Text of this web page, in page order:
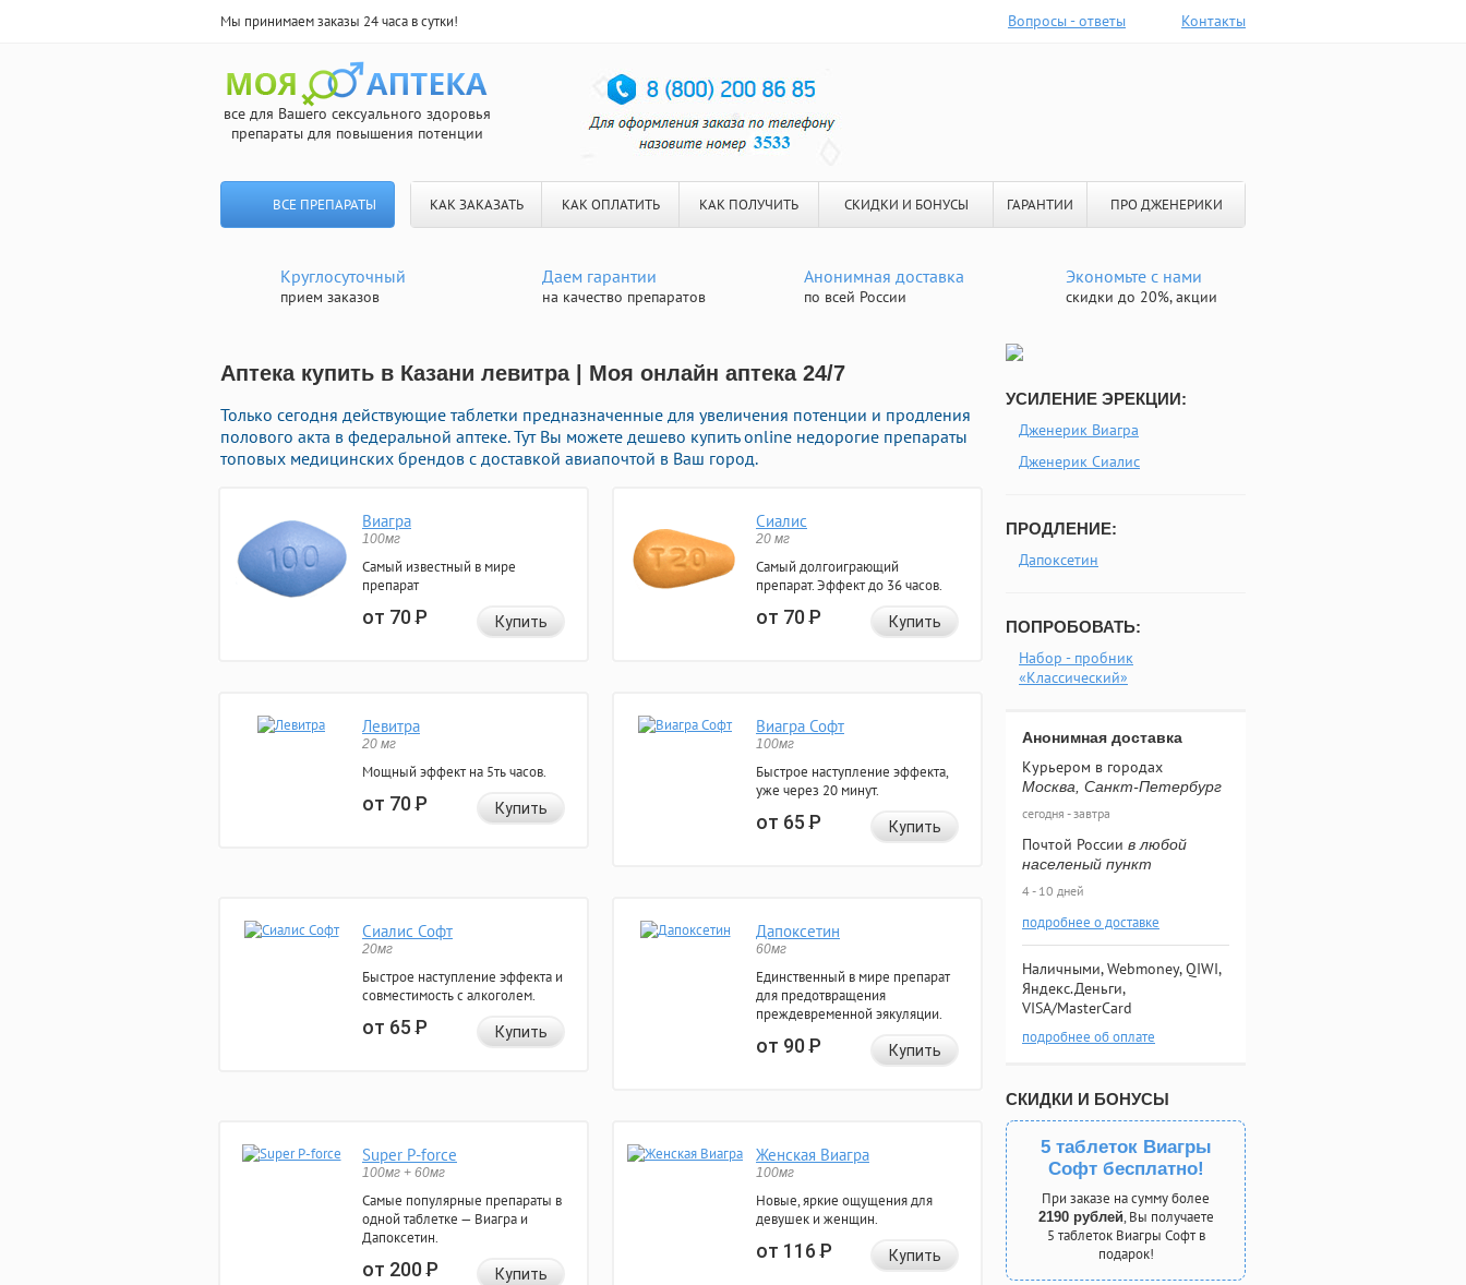
Мы принимаем заказы 24 часа в сутки! Вопросы - ответы Контакты
все для Вашего сексуального здоровья
препараты для повышения потенции
ВСЕ ПРЕПАРАТЫ КАК ЗАКАЗАТЬ КАК ОПЛАТИТЬ КАК ПОЛУЧИТЬ СКИДКИ И БОНУСЫ ГАРАНТИИ ПРО ДЖЕНЕРИКИ
Круглосуточный
прием заказов
Даем гарантии
на качество препаратов
Анонимная доставка
по всей России
Экономьте с нами
скидки до 20%, акции
Аптека купить в Казани левитра | Моя онлайн аптека 24/7
Только сегодня действующие таблетки предназначенные для увеличения потенции и продления
полового акта в федеральной аптеке. Тут Вы можете дешево купить online недорогие препараты
топовых медицинских брендов с доставкой авиапочтой в Ваш город.
Виагра
100мг
Самый известный в мире
препарат
от 70Р Купить
Сиалис
20 мг
Самый долгоиграющий
препарат. Эффект до 36 часов.
от 70Р Купить
Левитра
20 мг
Мощный эффект на 5ть часов.
от 70Р Купить
Виагра Софт
100мг
Быстрое наступление эффекта,
уже через 20 минут.
от 65Р Купить
Сиалис Софт
20мг
Быстрое наступление эффекта и
совместимость с алкоголем.
от 65Р Купить
Дапоксетин
60мг
Единственный в мире препарат
для предотвращения
преждевременной эякуляции.
от 90Р Купить
Super P-force
100мг + 60мг
Самые популярные препараты в
одной таблетке — Виагра и
Дапоксетин.
от 200Р Купить
Женская Виагра
100мг
Новые, яркие ощущения для
девушек и женщин.
от 116Р Купить
УСИЛЕНИЕ ЭРЕКЦИИ:
Дженерик Виагра
Дженерик Сиалис
ПРОДЛЕНИЕ:
Дапоксетин
ПОПРОБОВАТЬ:
Набор - пробник
«Классический»
Анонимная доставка
Курьером в городах
Москва, Санкт-Петербург
сегодня - завтра
Почтой России в любой
населеный пункт
4 - 10 дней
подробнее о доставке
Наличными, Webmoney, QIWI,
Яндекс.Деньги,
VISA/MasterCard
подробнее об оплате
СКИДКИ И БОНУСЫ
5 таблеток Виагры
Софт бесплатно!
При заказе на сумму более
2190 рублей, Вы получаете
5 таблеток Виагры Софт в
подарок!